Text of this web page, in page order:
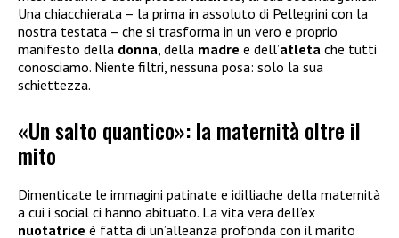
Una chiacchierata – la prima in assoluto di Pellegrini con la
nostra testata – che si trasforma in un vero e proprio
manifesto della donna, della madre e dell’atleta che tutti
conosciamo. Niente filtri, nessuna posa: solo la sua
schiettezza.
«Un salto quantico»: la maternità oltre il
mito
Dimenticate le immagini patinate e idilliache della maternità
a cui i social ci hanno abituato. La vita vera dell’ex
nuotatrice è fatta di un’alleanza profonda con il marito